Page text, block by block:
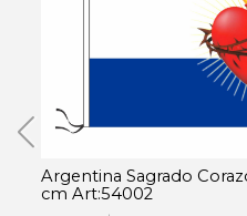
Argentina Sagrado
cm Art:54002